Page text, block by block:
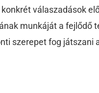
konkrét válaszadások
munkáját a fejlődő
szerepet fog játszani